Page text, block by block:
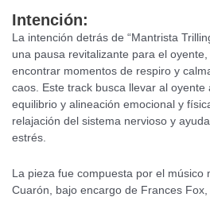
Intención:
La intención detrás de “Mantrista
una pausa revitalizante para el
encontrar momentos de respiro y
caos. Este track busca llevar al oyente
equilibrio y alineación emocional y
relajación del sistema nervioso y
estrés.
La pieza fue compuesta por el músico
Cuarón, bajo encargo de Frances